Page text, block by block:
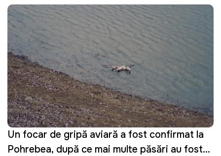
Un focar de gripă aviară a fost confirmat la
Pohrebea, după ce mai multe păsări au fost